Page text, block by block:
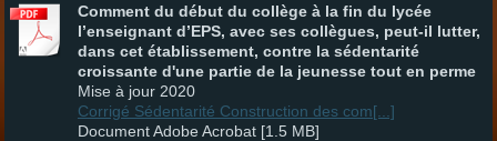
Comment du début du collège à la fin du lycée
l’enseignant d’EPS, avec ses collègues, peut-il lutter,
dans cet établissement, contre la sédentarité
croissante d'une partie de la jeunesse tout en perme
Mise à jour 2020
Corrigé Sédentarité Construction des com[...]
Document Adobe Acrobat [1.5 MB]